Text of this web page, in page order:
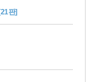
판]